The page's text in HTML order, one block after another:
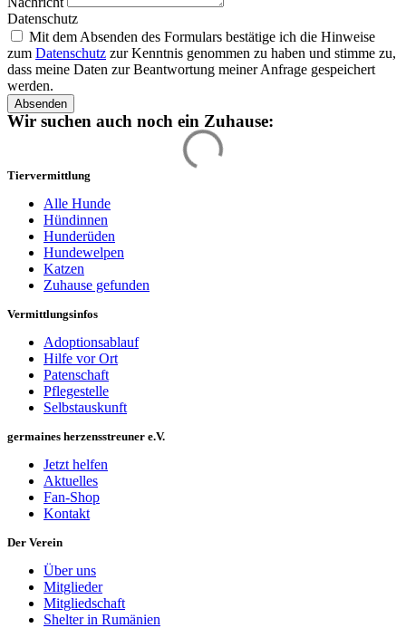
Datenschutz
Mit dem Absenden des Formulars bestätige ich die Hinweise
zum Datenschutz zur Kenntnis genommen zu haben und stimme zu,
dass meine Daten zur Beantwortung meiner Anfrage gespeichert
werden.
Absenden
Wir suchen auch noch ein Zuhause:
Tiervermittlung
Alle Hunde
Hündinnen
Hunderüden
Hundewelpen
Katzen
Zuhause gefunden
Vermittlungsinfos
Adoptionsablauf
Hilfe vor Ort
Patenschaft
Pflegestelle
Selbstauskunft
germaines herzensstreuner e.V.
Jetzt helfen
Aktuelles
Fan-Shop
Kontakt
Der Verein
Über uns
Mitglieder
Mitgliedschaft
Shelter in Rumänien